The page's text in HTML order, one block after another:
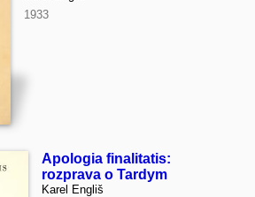
1933
Apologia finalitatis:
rozprava o Tardym
Karel Engliš